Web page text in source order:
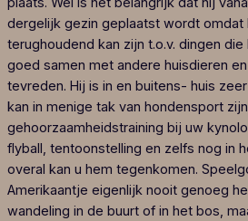
dergelijk gezin geplaatst wordt omdat
terughoudend kan zijn t.o.v. dingen die
goed samen met andere huisdieren
tevreden. Hij is in en buitens- huis
kan in menige tak van hondensport
gehoorzaamheidstraining bij uw
flyball, tentoonstelling en zelfs nog in
overal kan u hem tegenkomen.
Amerikaantje eigenlijk nooit genoeg
wandeling in de buurt of in het bos,